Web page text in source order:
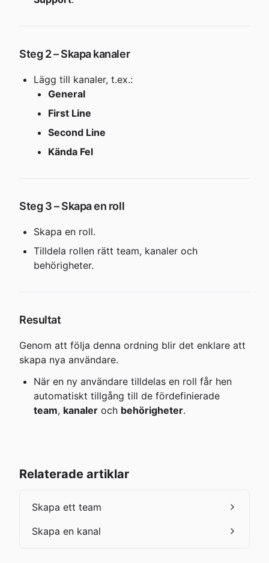
Steg 2 – Skapa kanaler
Lägg till kanaler, t.ex.:
General
First Line
Second Line
Kända Fel
Steg 3 – Skapa en roll
Skapa en roll.
Tilldela rollen rätt team, kanaler och
behörigheter.
Resultat
Genom att följa denna ordning blir det enklare att
skapa nya användare.
När en ny användare tilldelas en roll får hen
automatiskt tillgång till de fördefinierade
team, kanaler och behörigheter.
Relaterade artiklar
Skapa ett team
Skapa en kanal